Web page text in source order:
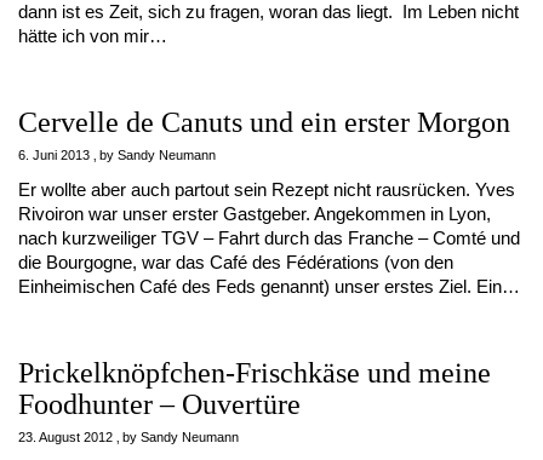
dann ist es Zeit, sich zu fragen, woran das liegt. Im Leben nicht
hätte ich von mir…
Cervelle de Canuts und ein erster Morgon
6. Juni 2013 by Sandy Neumann
Er wollte aber auch partout sein Rezept nicht rausrücken. Yves
Rivoiron war unser erster Gastgeber. Angekommen in Lyon,
nach kurzweiliger TGV – Fahrt durch das Franche – Comté und
die Bourgogne, war das Café des Fédérations (von den
Einheimischen Café des Feds genannt) unser erstes Ziel. Ein…
Prickelknöpfchen-Frischkäse und meine
Foodhunter – Ouvertüre
23. August 2012 by Sandy Neumann